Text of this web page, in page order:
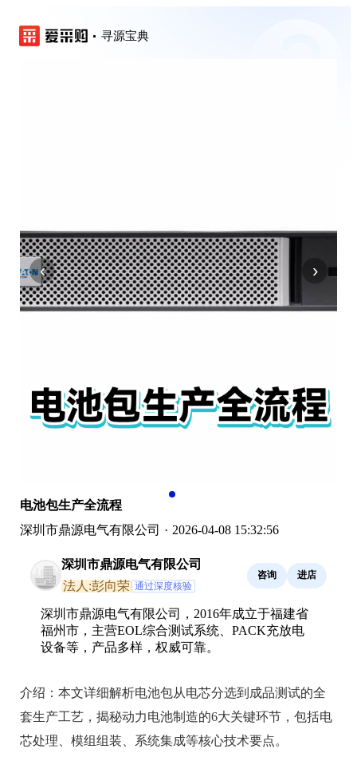
寻源宝典
‹ ›
电池包生产全流程
深圳市鼎源电气有限公司 · 2026-04-08 15:32:56
深圳市鼎源电气有限公司
法人:彭向荣 通过深度核验
咨询 进店
深圳市鼎源电气有限公司，2016年成立于福建省
福州市，主营EOL综合测试系统、PACK充放电
设备等，产品多样，权威可靠。
介绍： 本文详细解析电池包从电芯分选到成品测试的全
套生产工艺，揭秘动力电池制造的6大关键环节，包括电
芯处理、模组组装、系统集成等核心技术要点。